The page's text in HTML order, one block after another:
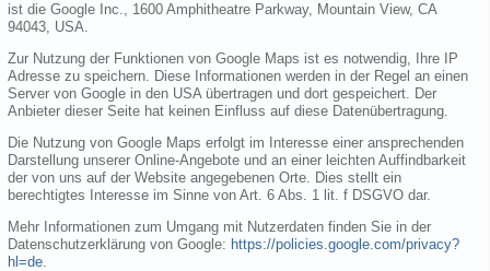
ist die Google Inc., 1600 Amphitheatre Parkway, Mountain View, CA
94043, USA.
Zur Nutzung der Funktionen von Google Maps ist es notwendig, Ihre IP
Adresse zu speichern. Diese Informationen werden in der Regel an einen
Server von Google in den USA übertragen und dort gespeichert. Der
Anbieter dieser Seite hat keinen Einfluss auf diese Datenübertragung.
Die Nutzung von Google Maps erfolgt im Interesse einer ansprechenden
Darstellung unserer Online-Angebote und an einer leichten Auffindbarkeit
der von uns auf der Website angegebenen Orte. Dies stellt ein
berechtigtes Interesse im Sinne von Art. 6 Abs. 1 lit. f DSGVO dar.
Mehr Informationen zum Umgang mit Nutzerdaten finden Sie in der
Datenschutzerklärung von Google: https://policies.google.com/privacy?
hl=de